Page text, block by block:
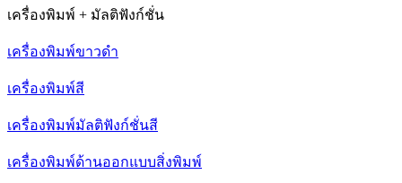
เครื่องพิมพ์ + มัลติฟังก์ชั่น
เครื่องพิมพ์ขาวดำ
เครื่องพิมพ์สี
เครื่องพิมพ์มัลติฟังก์ชั่นสี
เครื่องพิมพ์ด้านออกแบบสิ่งพิมพ์